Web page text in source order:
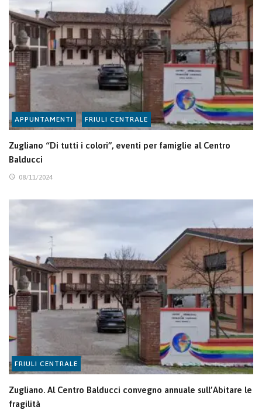
APPUNTAMENTI FRIULI CENTRALE
Zugliano “Di tutti i colori”, eventi per famiglie al Centro
Balducci
08/11/2024
FRIULI CENTRALE
Zugliano. Al Centro Balducci convegno annuale sull’Abitare le
fragilità